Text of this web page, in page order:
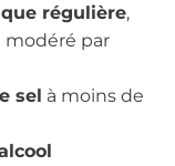
régulière,
modéré par
sel à moins de